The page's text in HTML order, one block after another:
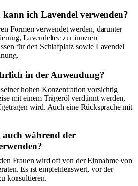
ich Lavendel verwenden?
Formen verwendet werden, darunter
Lavendeltee zur inneren
für den Schlafplatz sowie Lavendel
in der Anwendung?
hohen Konzentration vorsichtig
mit einem Trägeröl verdünnt werden,
wird. Auch eine Rücksprache mit
während der
Frauen wird oft von der Einnahme von
Es ist empfehlenswert, vor der
konsultieren.